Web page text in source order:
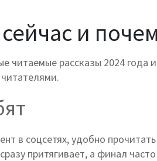
и
читаемые рассказы 2024
в соцсетях, удобно
притягивает, а финал